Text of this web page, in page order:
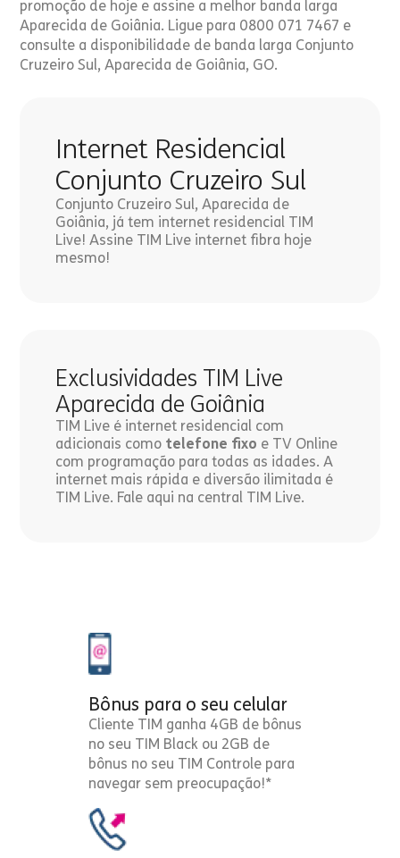
promoção de hoje e assine a melhor banda larga
Aparecida de Goiânia. Ligue para 0800 071 7467 e
consulte a disponibilidade de banda larga Conjunto
Cruzeiro Sul, Aparecida de Goiânia, GO.
Internet Residencial
Conjunto Cruzeiro Sul
Conjunto Cruzeiro Sul, Aparecida de
Goiânia, já tem internet residencial TIM
Live! Assine TIM Live internet fibra hoje
mesmo!
Exclusividades TIM Live
Aparecida de Goiânia
TIM Live é internet residencial com
adicionais como telefone fixo e TV Online
com programação para todas as idades. A
internet mais rápida e diversão ilimitada é
TIM Live. Fale aqui na central TIM Live.
Bônus para o seu celular
Cliente TIM ganha 4GB de bônus
no seu TIM Black ou 2GB de
bônus no seu TIM Controle para
navegar sem preocupação!*